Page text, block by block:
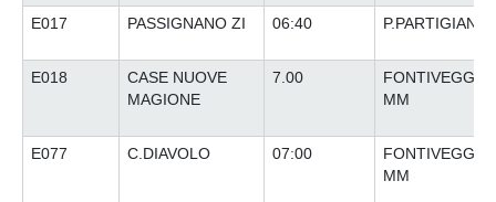
E017 PASSIGNANO ZI 06:40 P.PARTIGIANI
E018
CASE NUOVE
MAGIONE
7.00
FONTIVEGGE
MM
E077 C.DIAVOLO 07:00
FONTIVEGGE
MM